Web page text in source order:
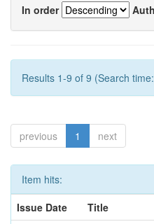
In order
Results 1-9 of 9 (Search
previous 1 next
Item hits:
Issue Date
Title